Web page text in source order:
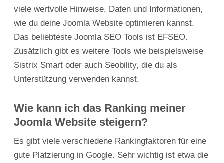
viele wertvolle Hinweise, Daten und Informationen,
wie du deine Joomla Website optimieren kannst.
Das beliebteste Joomla SEO Tools ist EFSEO.
Zusätzlich gibt es weitere Tools wie beispielsweise
Sistrix Smart oder auch Seobility, die du als
Unterstützung verwenden kannst.
Wie kann ich das Ranking meiner
Joomla Website steigern?
Es gibt viele verschiedene Rankingfaktoren für eine
gute Platzierung in Google. Sehr wichtig ist etwa die